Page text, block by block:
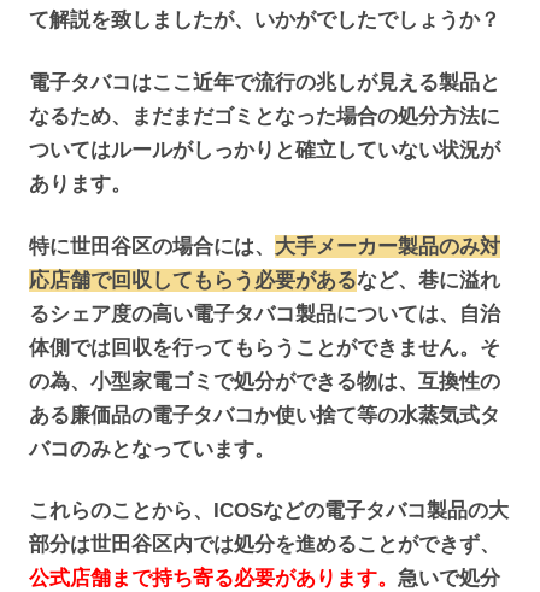
て解説を致しましたが、いかがでしたでしょうか？
電子タバコはここ近年で流行の兆しが見える製品と
なるため、まだまだゴミとなった場合の処分方法に
ついてはルールがしっかりと確立していない状況が
あります。
特に世田谷区の場合には、 大手メーカー製品のみ対
応店舗で回収してもらう必要があるなど、巷に溢れ
るシェア度の高い電子タバコ製品については、自治
体側では回収を行ってもらうことができません。そ
の為、小型家電ゴミで処分ができる物は、互換性の
ある廉価品の電子タバコか使い捨て等の水蒸気式タ
バコのみとなっています。
これらのことから、ICOSなどの電子タバコ製品の大
部分は世田谷区内では処分を進めることができず、
公式店舗まで持ち寄る必要があります。 急いで処分